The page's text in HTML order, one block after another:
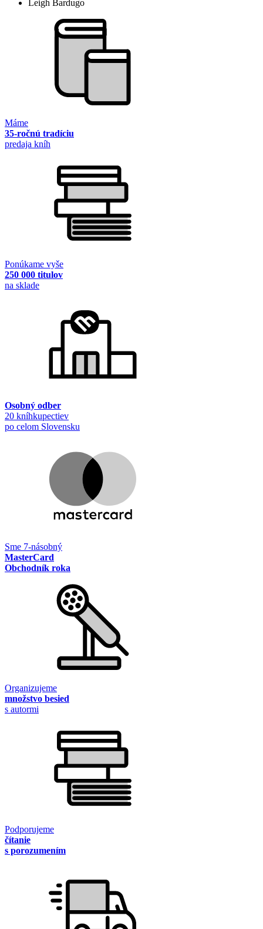
Leigh Bardugo
Máme
35-ročnú tradíciu
predaja kníh
Ponúkame vyše
250 000 titulov
na sklade
Osobný odber
20 kníhkupectiev
po celom Slovensku
Sme 7-násobný
MasterCard
Obchodník roka
Organizujeme
množstvo besied
s autormi
Podporujeme
čítanie
s porozumením